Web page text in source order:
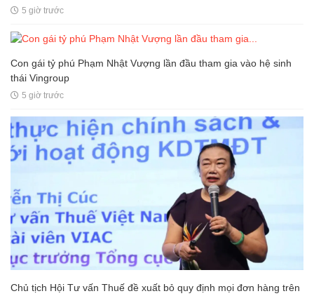
5 giờ trước
Con gái tỷ phú Phạm Nhật Vượng lần đầu tham gia vào hệ sinh
thái Vingroup
5 giờ trước
Chủ tịch Hội Tư vấn Thuế đề xuất bỏ quy định mọi đơn hàng trên